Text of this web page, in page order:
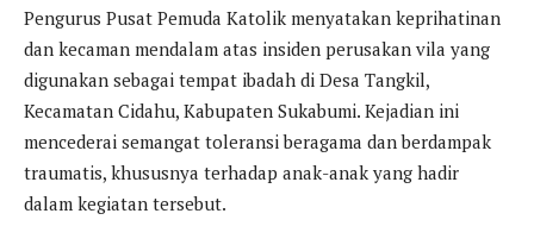
Pengurus Pusat Pemuda Katolik menyatakan keprihatinan
dan kecaman mendalam atas insiden perusakan vila yang
digunakan sebagai tempat ibadah di Desa Tangkil,
Kecamatan Cidahu, Kabupaten Sukabumi. Kejadian ini
mencederai semangat toleransi beragama dan berdampak
traumatis, khususnya terhadap anak-anak yang hadir
dalam kegiatan tersebut.